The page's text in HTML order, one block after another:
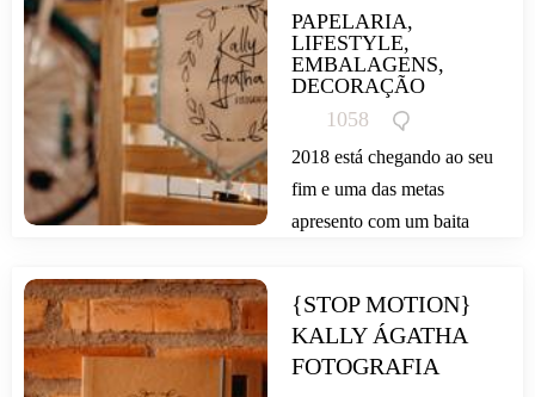
PAPELARIA,
LIFESTYLE,
EMBALAGENS,
DECORAÇÃO
1058
2018 está chegando ao seu
fim e uma das metas
apresento com um baita
muito textão. Meu tão
sonhado...
{STOP MOTION}
KALLY ÁGATHA
FOTOGRAFIA